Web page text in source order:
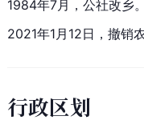
1984年7月，公社改乡
2021年1月12日，撤销
行政区划